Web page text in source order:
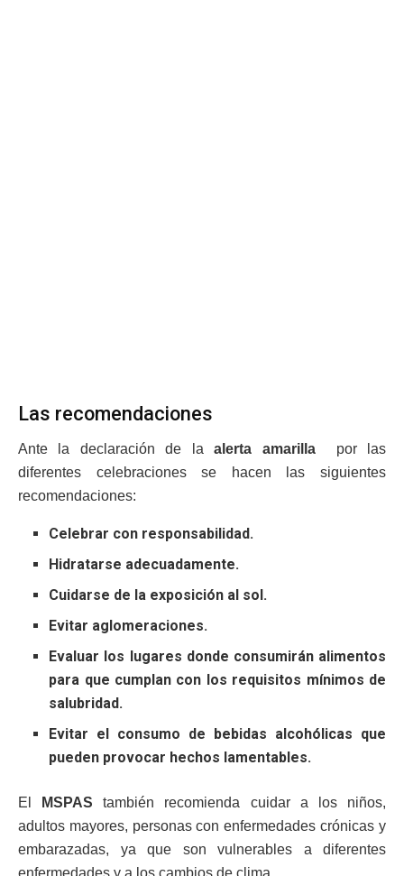
Las recomendaciones
Ante la declaración de laalerta amarillapor las
diferentes celebraciones se hacen las siguientes
recomendaciones:
Celebrar con responsabilidad.
Hidratarse adecuadamente.
Cuidarse de la exposición al sol.
Evitar aglomeraciones.
Evaluar los lugares donde consumirán alimentos
para que cumplan con los requisitos mínimos de
salubridad.
Evitar el consumo de bebidas alcohólicas que
pueden provocar hechos lamentables.
El MSPAS también recomienda cuidar a los niños,
adultos mayores, personas con enfermedades crónicas y
embarazadas, ya que son vulnerables a diferentes